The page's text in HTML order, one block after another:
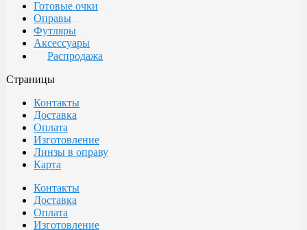
Готовые очки
Оправы
Футляры
Аксессуары
Распродажа
Страницы
Контакты
Доставка
Оплата
Изготовление
Линзы в оправу
Карта
Контакты
Доставка
Оплата
Изготовление